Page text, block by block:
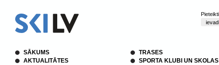
SĀKUMS
AKTUALITĀTES
TRASES
SPORTA KLUBI UN SKOLAS